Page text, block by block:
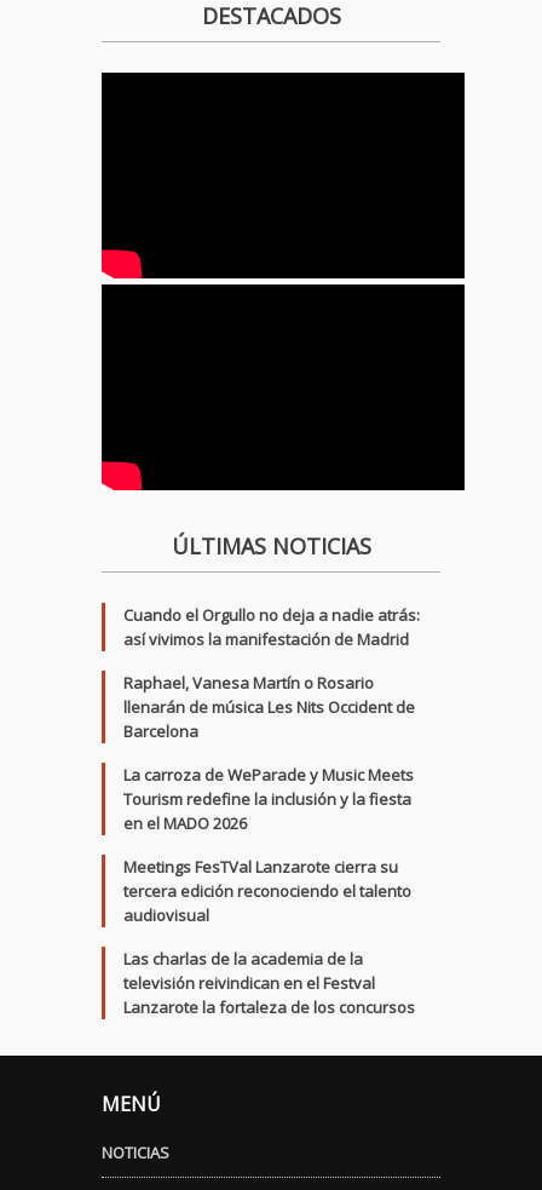
DESTACADOS
ÚLTIMAS NOTICIAS
Cuando el Orgullo no deja a nadie atrás:
así vivimos la manifestación de Madrid
Raphael, Vanesa Martín o Rosario
llenarán de música Les Nits Occident de
Barcelona
La carroza de WeParade y Music Meets
Tourism redefine la inclusión y la fiesta
en el MADO 2026
Meetings FesTVal Lanzarote cierra su
tercera edición reconociendo el talento
audiovisual
Las charlas de la academia de la
televisión reivindican en el Festval
Lanzarote la fortaleza de los concursos
MENÚ
NOTICIAS